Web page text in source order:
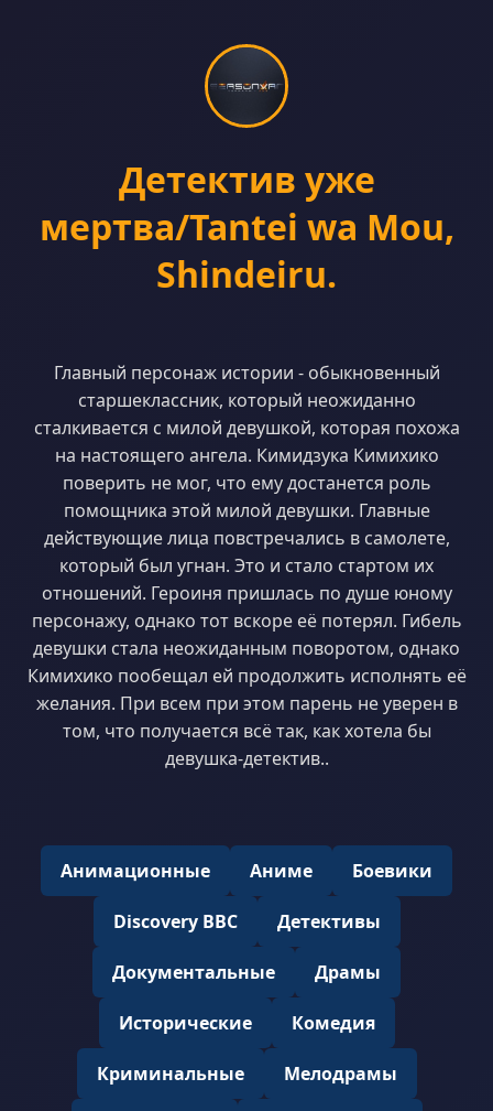
Детектив уже
мертва/Tantei wa Mou,
Shindeiru.
Главный персонаж истории - обыкновенный
старшеклассник, который неожиданно
сталкивается с милой девушкой, которая похожа
на настоящего ангела. Кимидзука Кимихико
поверить не мог, что ему достанется роль
помощника этой милой девушки. Главные
действующие лица повстречались в самолете,
который был угнан. Это и стало стартом их
отношений. Героиня пришлась по душе юному
персонажу, однако тот вскоре её потерял. Гибель
девушки стала неожиданным поворотом, однако
Кимихико пообещал ей продолжить исполнять её
желания. При всем при этом парень не уверен в
том, что получается всё так, как хотела бы
девушка-детектив..
Анимационные Аниме Боевики
Discovery BBC Детективы
Документальные Драмы
Исторические Комедия
Криминальные Мелодрамы